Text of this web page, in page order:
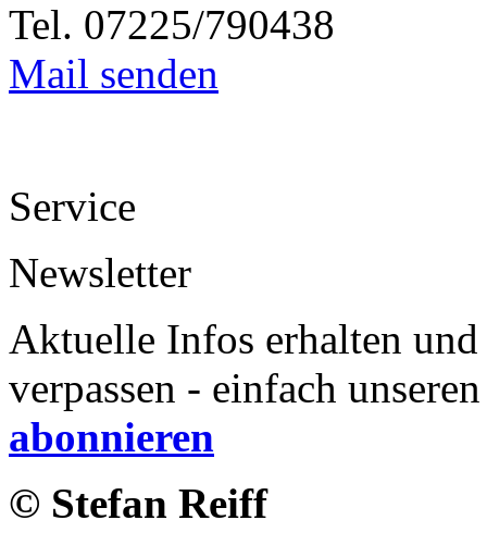
Tel. 07225/790438
Mail senden
Service
Newsletter
Aktuelle Infos erhalten
verpassen - einfach
abonnieren
© Stefan Reiff